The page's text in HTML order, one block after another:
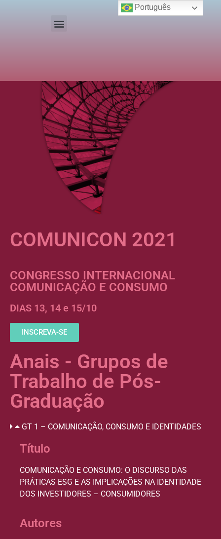
COMUNICON 2021
CONGRESSO INTERNACIONAL
COMUNICAÇÃO E CONSUMO
DIAS 13, 14 e 15/10
INSCREVA-SE
Anais - Grupos de
Trabalho de Pós-
Graduação
GT 1 – COMUNICAÇÃO, CONSUMO E IDENTIDADES
Título
COMUNICAÇÃO E CONSUMO: O DISCURSO DAS
PRÁTICAS ESG E AS IMPLICAÇÕES NA IDENTIDADE
DOS INVESTIDORES – CONSUMIDORES
Autores
Português